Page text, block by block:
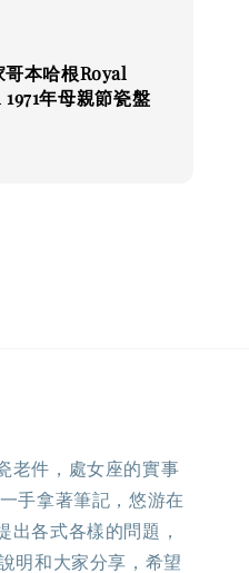
哥本哈根Royal
年母親節瓷盤
老件，處女座的實事
手拿著筆記，悠游在
出各式各樣的問題，
明和大家分享，希望